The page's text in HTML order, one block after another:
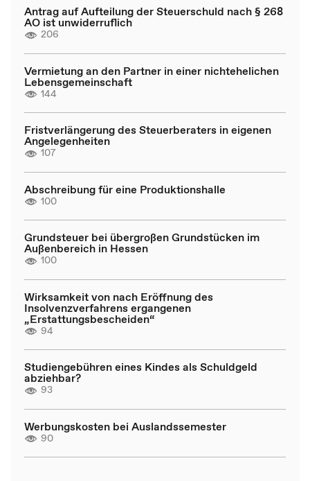
Antrag auf Aufteilung der Steuerschuld nach § 268
AO ist unwiderruflich
206
Vermietung an den Partner in einer nichtehelichen
Lebensgemeinschaft
144
Fristverlängerung des Steuerberaters in eigenen
Angelegenheiten
107
Abschreibung für eine Produktionshalle
100
Grundsteuer bei übergroßen Grundstücken im
Außenbereich in Hessen
100
Wirksamkeit von nach Eröffnung des
Insolvenzverfahrens ergangenen
„Erstattungsbescheiden“
94
Studiengebühren eines Kindes als Schuldgeld
abziehbar?
93
Werbungskosten bei Auslandssemester
90